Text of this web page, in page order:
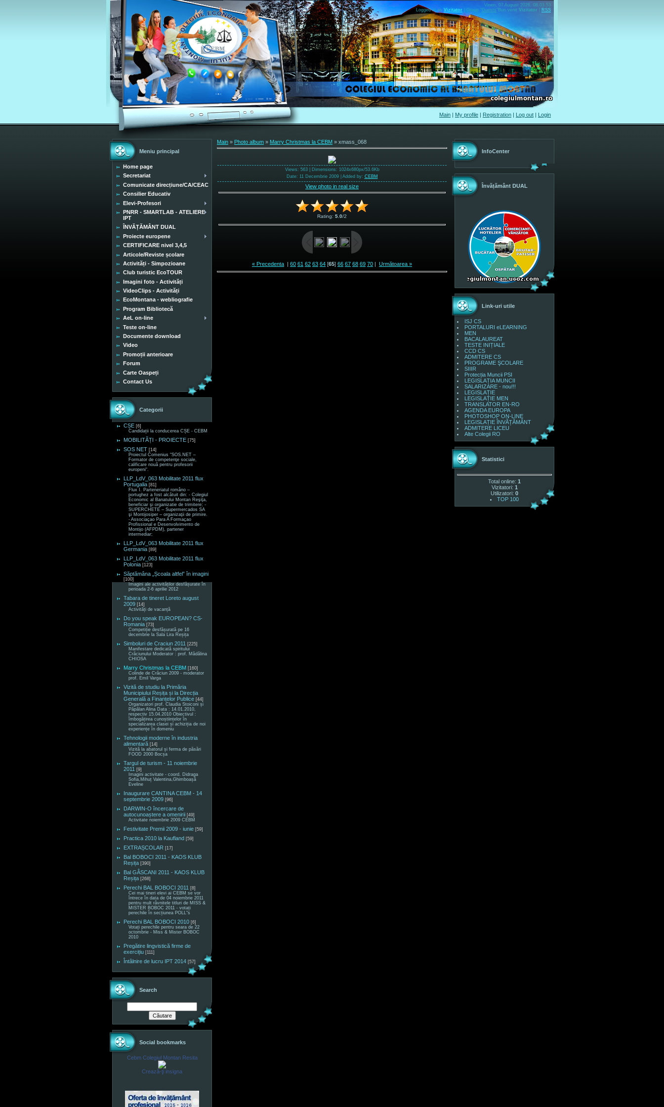
Vineri, 07 August 2026, 08.03.53
Logged in as Vizitator Group "Guests" Bun venit Vizitator RSS
Main | My profile | Registration | Log out | Login
Meniu principal
Home page
Secretariat
Comunicate direcțiune/CA/CEAC
Consilier Educativ
Elevi-Profesori
PNRR - SMARTLAB - ATELIERE
IPT
ÎNVĂȚĂMÂNT DUAL
Proiecte europene
CERTIFICARE nivel 3,4,5
Articole/Reviste școlare
Activități - Simpozioane
Club turistic EcoTOUR
Imagini foto - Activități
VideoClips - Activități
EcoMontana - webliografie
Program Bibliotecă
AeL on-line
Teste on-line
Documente download
Video
Promoții anterioare
Forum
Carte Oaspeți
Contact Us
Categorii
CȘE [6]
Candidații la conducerea CȘE - CEBM
MOBILITĂȚI - PROIECTE [75]
SOS NET [14]
Proiectul Comenius “SOS.NET –
Formator de competenţe sociale,
calificare nouă pentru profesorii
europeni“.
LLP_LdV_063 Mobilitate 2011 flux
Portugalia [81]
Flux I. Parteneriatul româno –
portughez a fost alcătuit din: - Colegiul
Economic al Banatului Montan Reşiţa,
beneficiar şi organizatie de trimitere; -
SUPERCHETE – Supermercados SA
şi Montijosiper – organizaţii de primire.
- Associaçao Para A Formaçao
Profissional e Desenvolvimento de
Montijo (AFPDM), partener
intermediar;
LLP_LdV_063 Mobilitate 2011 flux
Germania [89]
LLP_LdV_063 Mobilitate 2011 flux
Polonia [123]
Săptămâna „Școala altfel” în imagini
[100]
Imagini ale activităților desfășurate în
perioada 2-6 aprilie 2012
Tabara de tineret Loreto august
2009 [14]
Activități de vacanță
Do you speak EUROPEAN? CS-
Romania [73]
Competiție desfășurată pe 16
decembrie la Sala Lira Reșița
Simboluri de Craciun 2011 [225]
Manifestare dedicată spiritului
Crăciunului Moderator : prof. Mădălina
CHIOSA
Marry Christmas la CEBM [160]
Colinde de Crăciun 2009 - moderator
prof. Emil Varga
Vizită de studiu la Primăria
Municipiului Reșița și la Direcția
Generală a Finanțelor Publice [44]
Organizatori prof. Claudia Stoiconi și
Păpălan Alina Data : 14.01.2010,
respectiv 15.04.2010 Obiectivul :
îmbogățirea cunoștiințelor în
specializarea clasei și achiziția de noi
experiențe în domeniu
Tehnologii moderne în industria
alimentară [14]
Vizită la abatorul și ferma de păsări
FOOD 2000 Bocșa
Targul de turism - 11 noiembrie
2011 [9]
Imagini activitate - coord. Didraga
Sofia,Mihuț Valentina,Ghimboașă
Eveline
Inaugurare CANTINA CEBM - 14
septembrie 2009 [96]
DARWIN-O încercare de
autocunoaștere a omenirii [49]
Activitate noiembrie 2009 CEBM
Festivitate Premii 2009 - iunie [59]
Practica 2010 la Kaufland [59]
EXTRAȘCOLAR [17]
Bal BOBOCI 2011 - KAOS KLUB
Reșița [390]
Bal GÂSCANI 2011 - KAOS KLUB
Reșița [268]
Perechi BAL BOBOCI 2011 [8]
Cei mai tineri elevi ai CEBM se vor
întrece în data de 04 noiembrie 2011
pentru mult râvnitele titluri de MISS &
MISTER BOBOC 2011 - votați
perechile în secțiunea POLL"s
Perechi BAL BOBOCI 2010 [6]
Votați perechile pentru seara de 22
octombrie - Miss & Mister BOBOC
2010
Pregătire lingvistică firme de
exercițiu [111]
Întâlnire de lucru IPT 2014 [57]
Search
Social bookmarks
Cebm Colegiul Montan Resita
Crează-ţi insigna
Main » Photo album » Marry Christmas la CEBM » xmass_068
Views: 563 | Dimensions: 1024x680px/53.6Kb
Date: 11 Decembrie 2009 | Added by: CEBM
View photo in real size
Rating: 5.0/2
« Precedenta | 60 61 62 63 64 [65] 66 67 68 69 70 | Următoarea »
InfoCenter
Învățământ DUAL
Link-uri utile
ISJ CS
PORTALURI eLEARNING
MEN
BACALAUREAT
TESTE INIȚIALE
CCD CS
ADMITERE CS
PROGRAME ŞCOLARE
SIIIR
Protecția Muncii PSI
LEGISLAȚIA MUNCII
SALARIZARE - nou!!!
LEGISLAȚIE
LEGISLAȚIE MEN
TRANSLATOR EN-RO
AGENDA EUROPA
PHOTOSHOP ON-LINE
LEGISLAȚIE ÎNVĂȚĂMÂNT
ADMITERE LICEU
Alte Colegii RO
Statistici
Total online: 1
Vizitatori: 1
Utilizatori: 0
TOP 100